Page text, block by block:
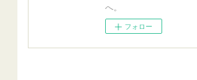
へ。
フォロー